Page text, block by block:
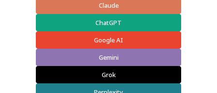
Claude
ChatGPT
Google AI
Gemini
Grok